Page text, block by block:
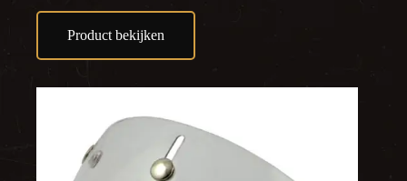
Product bekijken